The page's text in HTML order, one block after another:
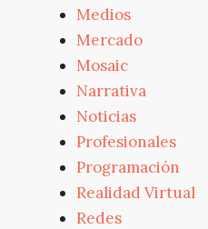
Medios
Mercado
Mosaic
Narrativa
Noticias
Profesionales
Programación
Realidad Virtual
Redes